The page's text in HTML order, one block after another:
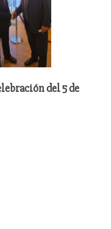
del 5 de